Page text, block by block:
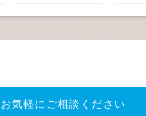
お気軽にご相談ください